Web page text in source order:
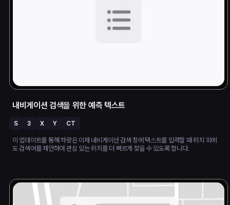
내비게이션 검색을 위한 예측 텍스트
S 3 X Y CT
이 업데이트를 통해 차량은 이제 내비게이션 검색 창에 텍스트를 입력할 때 위치 외에
도 검색어를 제안하여 관심 있는 위치를 더 빠르게 찾을 수 있도록 합니다.